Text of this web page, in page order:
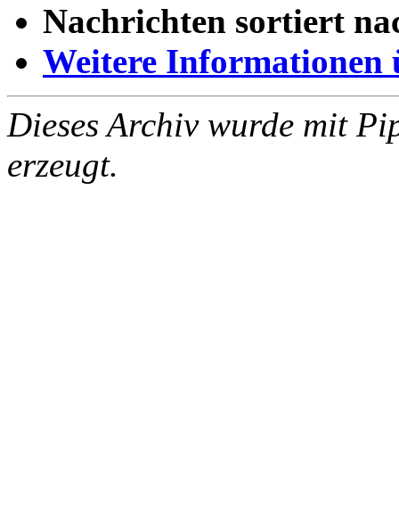
Nachrichten sortiert
Weitere Informationen
Dieses Archiv wurde mit
erzeugt.